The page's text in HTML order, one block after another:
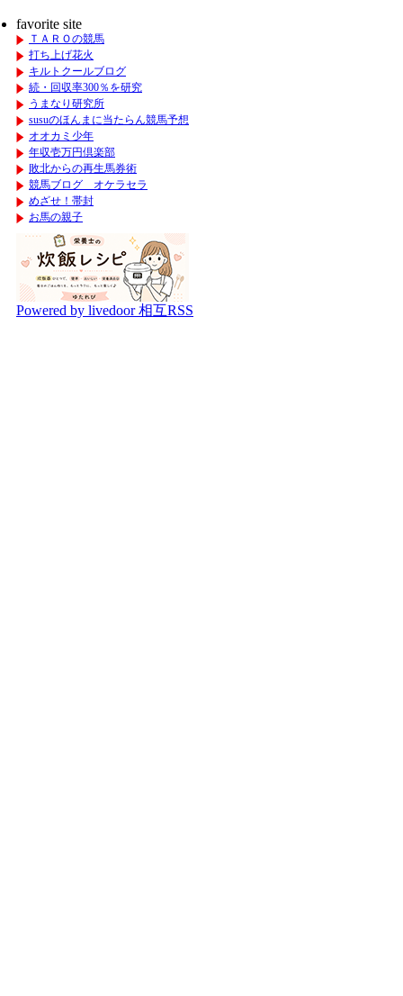
favorite site
ＴＡＲＯの競馬
打ち上げ花火
キルトクールブログ
続・回収率300％を研究
うまなり研究所
susuのほんまに当たらん競馬予想
オオカミ少年
年収壱万円倶楽部
敗北からの再生馬券術
競馬ブログ オケラセラ
めざせ！帯封
お馬の親子
Powered by livedoor 相互RSS